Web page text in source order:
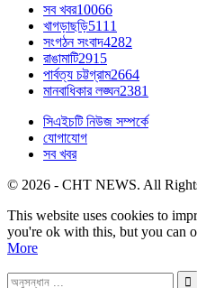
সব খবর10066
খাগড়াছড়ি5111
সংগঠন সংবাদ4282
রাঙামাটি2915
পার্বত্য চট্টগ্রাম2664
মানবাধিকার লঙ্ঘন2381
সিএইচটি নিউজ সম্পর্কে
যোগাযোগ
সব খবর
© 2026 - CHT NEWS. All
This website uses cookies to
you're ok with this, but you can
More